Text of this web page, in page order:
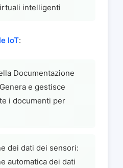
intelligenti
IoT:
Documentazione
e gestisce
i documenti per
dei dati dei sensori:
automatica dei dati